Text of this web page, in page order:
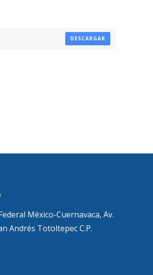
DESCARGAR
México-Cuernavaca, Av.
Andrés Totoltepec C.P.